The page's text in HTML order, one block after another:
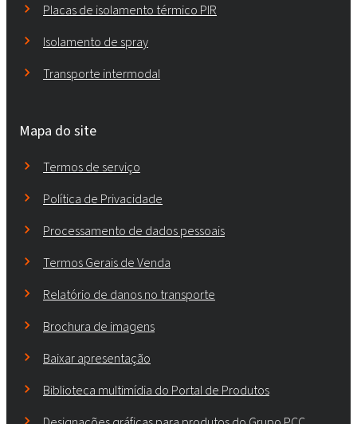
Placas de isolamento térmico PIR
Isolamento de spray
Transporte intermodal
Mapa do site
Termos de serviço
Política de Privacidade
Processamento de dados pessoais
Termos Gerais de Venda
Relatório de danos no transporte
Brochura de imagens
Baixar apresentação
Biblioteca multimídia do Portal de Produtos